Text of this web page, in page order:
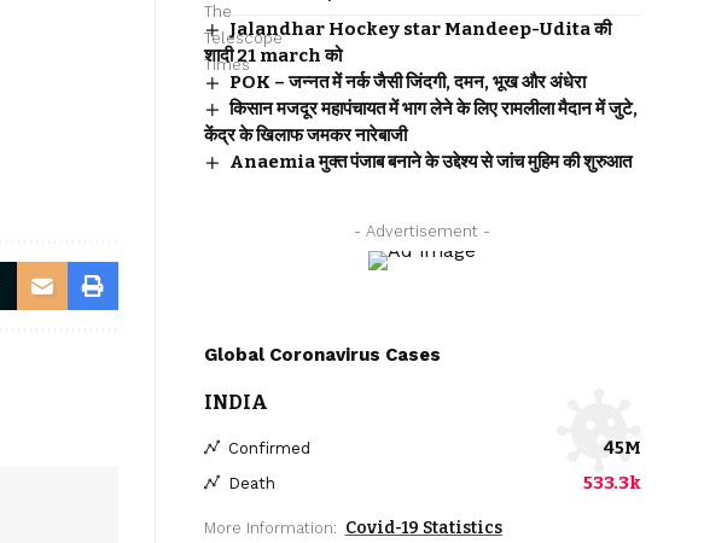
Jalandhar Hockey star Mandeep-Udita की
शादी 21 march को
POK – जन्नत में नर्क जैसी जिंदगी, दमन, भूख और अंधेरा
किसान मजदूर महापंचायत में भाग लेने के लिए रामलीला मैदान में जुटे,
केंद्र के खिलाफ जमकर नारेबाजी
Anaemia मुक्त पंजाब बनाने के उद्देश्य से जांच मुहिम की शुरुआत
- Advertisement -
Global Coronavirus Cases
INDIA
Confirmed 45M
Death 533.3k
More Information: Covid-19 Statistics